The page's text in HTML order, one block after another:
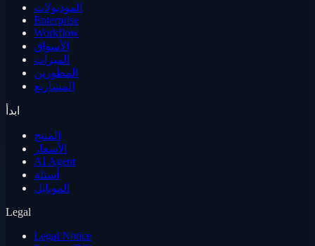
الموديولات
Enterprise
Workflow
الأسواق
الميزات
المطورين
المشاريع
ابدأ
المنتج
الأسعار
AI Agent
أسئلة
الموبايل
Legal
Legal Notice